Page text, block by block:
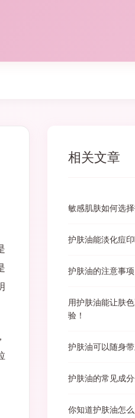
相关文章
敏感肌肤如何选
护肤油能淡化痘
护肤油的注意事项
用护肤油能让肤
验！
护肤油可以随身
护肤油的常见成
你知道护肤油怎